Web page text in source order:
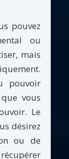
pouvez
ou
mais
pouvoir
vous
Le
désirez
ou de